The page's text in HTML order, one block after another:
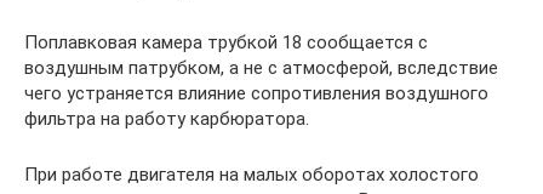
Поплавковая камера трубкой 18 сообщается с
воздушным патрубком, а не с атмосферой, вследствие
чего устраняется влияние сопротивления воздушного
фильтра на работу карбюратора.
При работе двигателя на малых оборотах холостого